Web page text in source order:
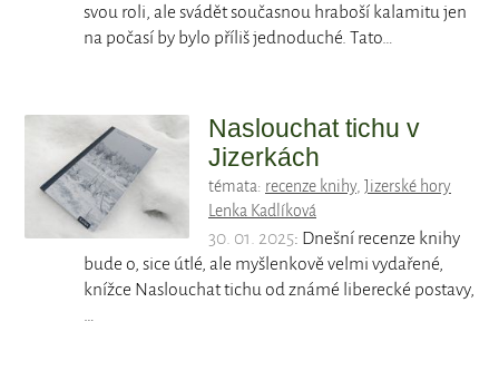
svou roli, ale svádět současnou hraboší kalamitu jen
na počasí by bylo příliš jednoduché. Tato…
Naslouchat tichu v
Jizerkách
témata: recenze knihy, Jizerské hory
Lenka Kadlíková
30. 01. 2025: Dnešní recenze knihy
bude o, sice útlé, ale myšlenkově velmi vydařené,
knížce Naslouchat tichu od známé liberecké postavy,
…